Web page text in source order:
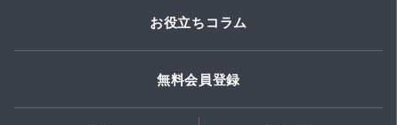
お役立ちコラム
無料会員登録